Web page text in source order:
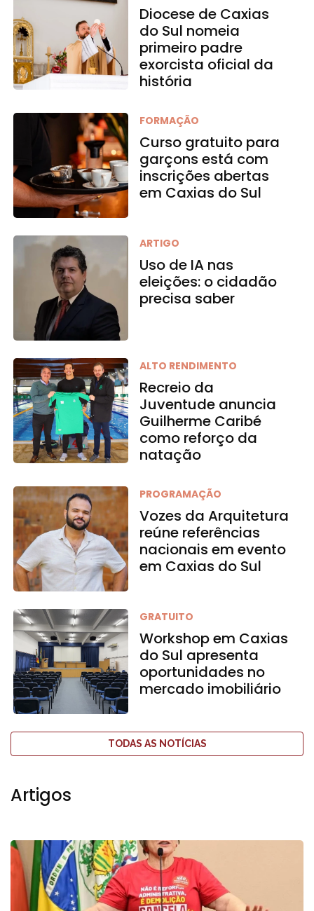
Diocese de Caxias
do Sul nomeia
primeiro padre
exorcista oficial da
história
FORMAÇÃO
Curso gratuito para
garçons está com
inscrições abertas
em Caxias do Sul
ARTIGO
Uso de IA nas
eleições: o cidadão
precisa saber
ALTO RENDIMENTO
Recreio da
Juventude anuncia
Guilherme Caribé
como reforço da
natação
PROGRAMAÇÃO
Vozes da Arquitetura
reúne referências
nacionais em evento
em Caxias do Sul
GRATUITO
Workshop em Caxias
do Sul apresenta
oportunidades no
mercado imobiliário
TODAS AS NOTÍCIAS
Artigos